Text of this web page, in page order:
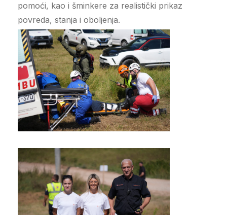
pomoći, kao i šminkere za realistički prikaz
povreda, stanja i oboljenja.